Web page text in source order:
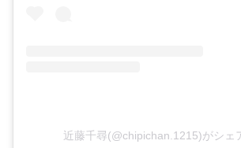
近藤千尋(@chipichan.1215)がシェ